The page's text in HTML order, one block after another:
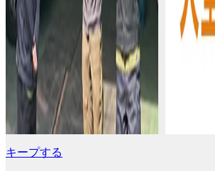
キープする